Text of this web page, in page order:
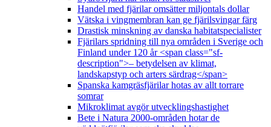
Handel med fjärilar omsätter miljontals dollar
Vätska i vingmembran kan ge fjärilsvingar färg
Drastisk minskning av danska habitatspecialister
Fjärilars spridning till nya områden i Sverige och
Finland under 120 år <span class="sf-
description">– betydelsen av klimat,
landskapstyp och arters särdrag</span>
Spanska kamgräsfjärilar hotas av allt torrare
somrar
Mikroklimat avgör utvecklingshastighet
Bete i Natura 2000-områden hotar de